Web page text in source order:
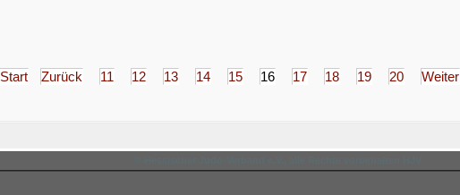
Start Zurück 11 12 13 14 15 16 17 18 19 20 Weiter